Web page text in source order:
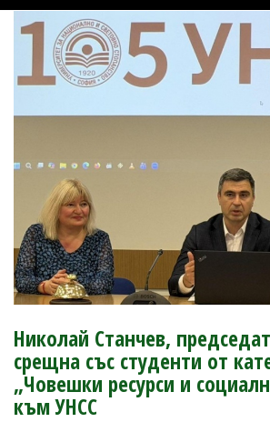
навигация
Николай Станчев,
срещна със студенти от
„Човешки ресурси и
към УНСС